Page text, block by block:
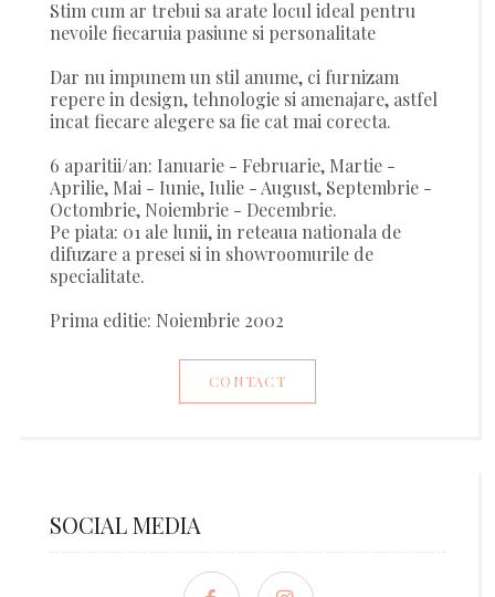
Stim cum ar trebui sa arate locul ideal pentru
nevoile fiecaruia pasiune si personalitate
Dar nu impunem un stil anume, ci furnizam
repere in design, tehnologie si amenajare, astfel
incat fiecare alegere sa fie cat mai corecta.
6 aparitii/an: Ianuarie - Februarie, Martie -
Aprilie, Mai - Iunie, Iulie - August, Septembrie -
Octombrie, Noiembrie - Decembrie.
Pe piata: 01 ale lunii, in reteaua nationala de
difuzare a presei si in showroomurile de
specialitate.
Prima editie: Noiembrie 2002
CONTACT
SOCIAL MEDIA